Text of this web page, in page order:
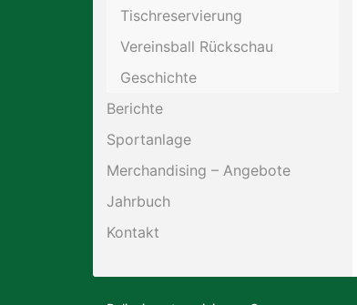
Tischreservierung
Vereinsball Rückschau
Geschichte
Berichte
Sportanlage
Merchandising – Angebote
Jahrbuch
Kontakt